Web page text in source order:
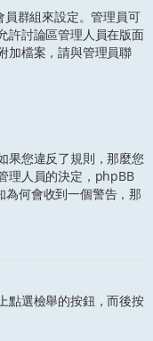
群組來設定。管理員可
許討論區管理人員在版面
加檔案，請與管理員聯
果您違反了規則，那麼您
理人員的決定，phpBB
何會收到一個警告，那
點選檢舉的按鈕，而後按